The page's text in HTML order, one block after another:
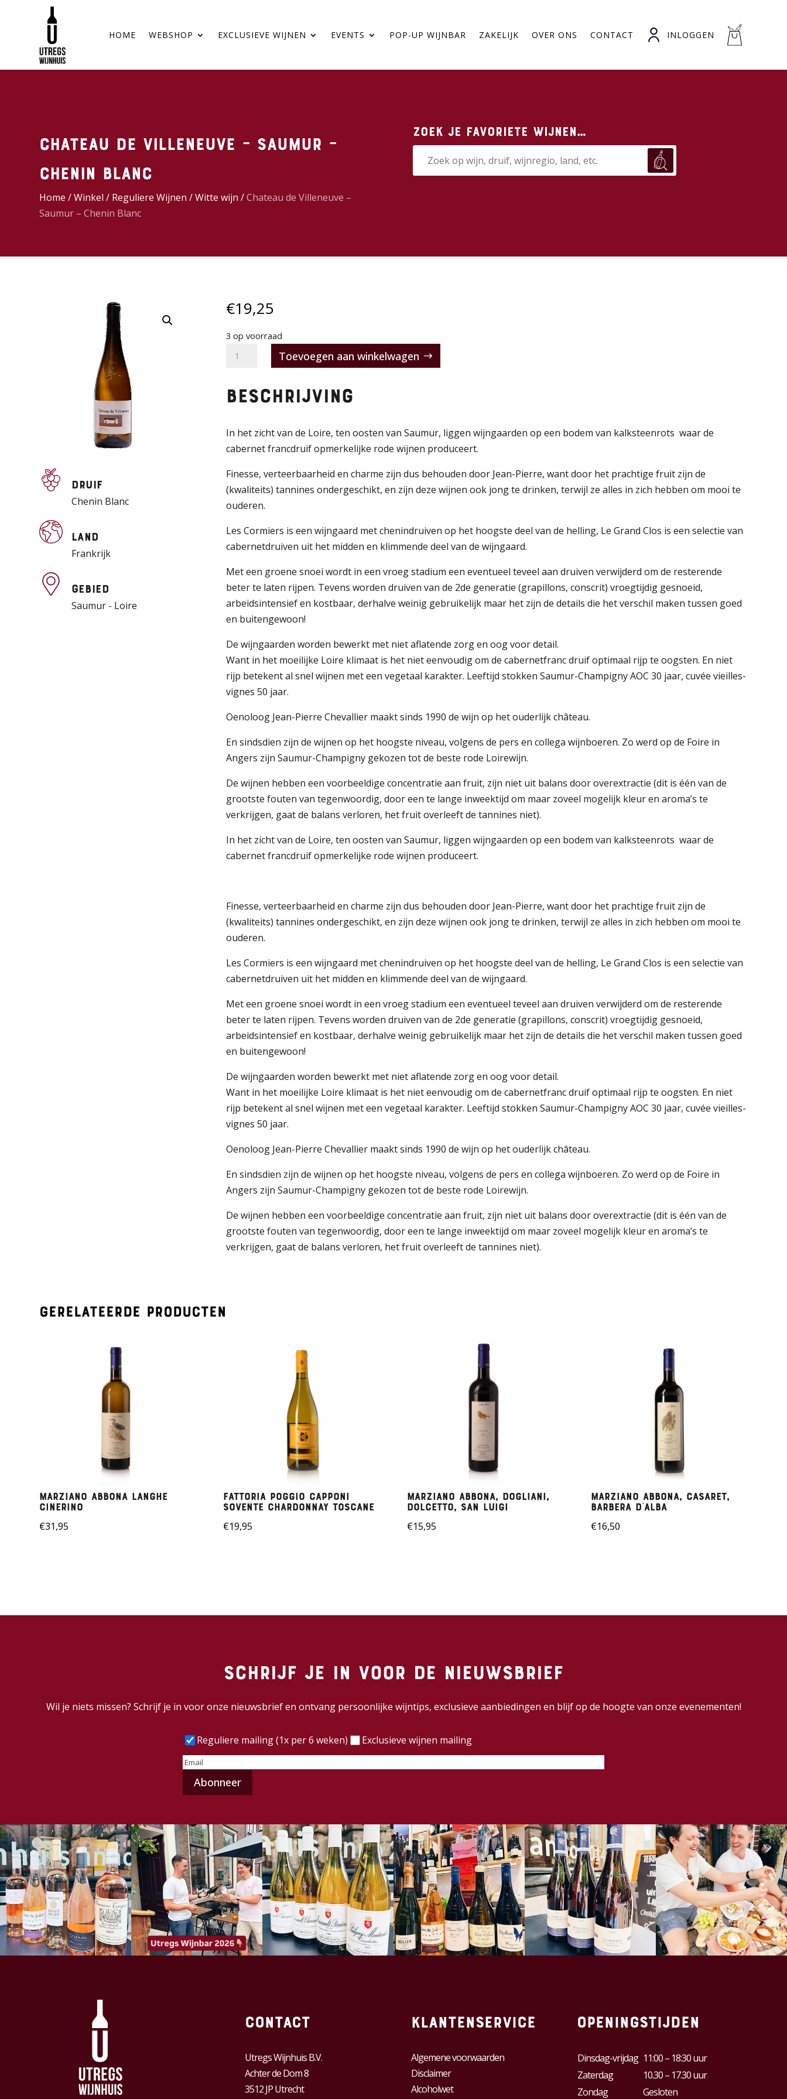
HOME WEBSHOP EXCLUSIEVE WIJNEN EVENTS POP-UP WIJNBAR ZAKELIJK OVER ONS CONTACT INLOGGEN
Chateau de Villeneuve – Saumur –
Chenin Blanc
Home /Winkel / Reguliere Wijnen /Witte wijn /Chateau de Villeneuve –
Saumur – Chenin Blanc
Zoek je favoriete wijnen…
Druif
Chenin Blanc
Land
Frankrijk
Gebied
Saumur - Loire
€19,25
3 op voorraad
Chateau
-
Chenin
aantal
Toevoegen aan winkelwagen
Beschrijving
In het zicht van de Loire, ten oosten van Saumur, liggen wijngaarden op een bodem van kalksteenrots waar de
cabernet francdruif opmerkelijke rode wijnen produceert.
Finesse, verteerbaarheid en charme zijn dus behouden door Jean-Pierre, want door het prachtige fruit zijn de
(kwaliteits) tannines ondergeschikt, en zijn deze wijnen ook jong te drinken, terwijl ze alles in zich hebben om mooi te
ouderen.
Les Cormiers is een wijngaard met chenindruiven op het hoogste deel van de helling, Le Grand Clos is een selectie van
cabernetdruiven uit het midden en klimmende deel van de wijngaard.
Met een groene snoei wordt in een vroeg stadium een eventueel teveel aan druiven verwijderd om de resterende
beter te laten rijpen. Tevens worden druiven van de 2de generatie (grapillons, conscrit) vroegtijdig gesnoeid,
arbeidsintensief en kostbaar, derhalve weinig gebruikelijk maar het zijn de details die het verschil maken tussen goed
en buitengewoon!
De wijngaarden worden bewerkt met niet aflatende zorg en oog voor detail.
Want in het moeilijke Loire klimaat is het niet eenvoudig om de cabernetfranc druif optimaal rijp te oogsten. En niet
rijp betekent al snel wijnen met een vegetaal karakter. Leeftijd stokken Saumur-Champigny AOC 30 jaar, cuvée vieilles-
vignes 50 jaar.
Oenoloog Jean-Pierre Chevallier maakt sinds 1990 de wijn op het ouderlijk château.
En sindsdien zijn de wijnen op het hoogste niveau, volgens de pers en collega wijnboeren. Zo werd op de Foire in
Angers zijn Saumur-Champigny gekozen tot de beste rode Loirewijn.
De wijnen hebben een voorbeeldige concentratie aan fruit, zijn niet uit balans door overextractie (dit is één van de
grootste fouten van tegenwoordig, door een te lange inweektijd om maar zoveel mogelijk kleur en aroma’s te
verkrijgen, gaat de balans verloren, het fruit overleeft de tannines niet).
In het zicht van de Loire, ten oosten van Saumur, liggen wijngaarden op een bodem van kalksteenrots waar de
cabernet francdruif opmerkelijke rode wijnen produceert.
Finesse, verteerbaarheid en charme zijn dus behouden door Jean-Pierre, want door het prachtige fruit zijn de
(kwaliteits) tannines ondergeschikt, en zijn deze wijnen ook jong te drinken, terwijl ze alles in zich hebben om mooi te
ouderen.
Les Cormiers is een wijngaard met chenindruiven op het hoogste deel van de helling, Le Grand Clos is een selectie van
cabernetdruiven uit het midden en klimmende deel van de wijngaard.
Met een groene snoei wordt in een vroeg stadium een eventueel teveel aan druiven verwijderd om de resterende
beter te laten rijpen. Tevens worden druiven van de 2de generatie (grapillons, conscrit) vroegtijdig gesnoeid,
arbeidsintensief en kostbaar, derhalve weinig gebruikelijk maar het zijn de details die het verschil maken tussen goed
en buitengewoon!
De wijngaarden worden bewerkt met niet aflatende zorg en oog voor detail.
Want in het moeilijke Loire klimaat is het niet eenvoudig om de cabernetfranc druif optimaal rijp te oogsten. En niet
rijp betekent al snel wijnen met een vegetaal karakter. Leeftijd stokken Saumur-Champigny AOC 30 jaar, cuvée vieilles-
vignes 50 jaar.
Oenoloog Jean-Pierre Chevallier maakt sinds 1990 de wijn op het ouderlijk château.
En sindsdien zijn de wijnen op het hoogste niveau, volgens de pers en collega wijnboeren. Zo werd op de Foire in
Angers zijn Saumur-Champigny gekozen tot de beste rode Loirewijn.
De wijnen hebben een voorbeeldige concentratie aan fruit, zijn niet uit balans door overextractie (dit is één van de
grootste fouten van tegenwoordig, door een te lange inweektijd om maar zoveel mogelijk kleur en aroma’s te
verkrijgen, gaat de balans verloren, het fruit overleeft de tannines niet).
Gerelateerde producten
Marziano Abbona Langhe
Cinerino
€31,95
Fattoria Poggio Capponi
Sovente Chardonnay Toscane
€19,95
Marziano Abbona, Dogliani,
Dolcetto, San Luigi
€15,95
Marziano Abbona, Casaret,
Barbera D’alba
€16,50
Schrijf je in voor de nieuwsbrief
Wil je niets missen? Schrijf je in voor onze nieuwsbrief en ontvang persoonlijke wijntips, exclusieve aanbiedingen en blijf op de hoogte van onze evenementen!
Frequentie(Vereist)
Reguliere mailing (1x per 6 weken)
Exclusieve wijnen mailing
E-
mailadres
Contact
Utregs Wijnhuis B.V.
Achter de Dom 8
3512 JP Utrecht
Klantenservice
Algemene voorwaarden
Disclaimer
Alcoholwet
Openingstijden
Dinsdag-vrijdag 11:00 – 18:30 uur
Zaterdag
10.30 – 17.30 uur
Zondag
Gesloten